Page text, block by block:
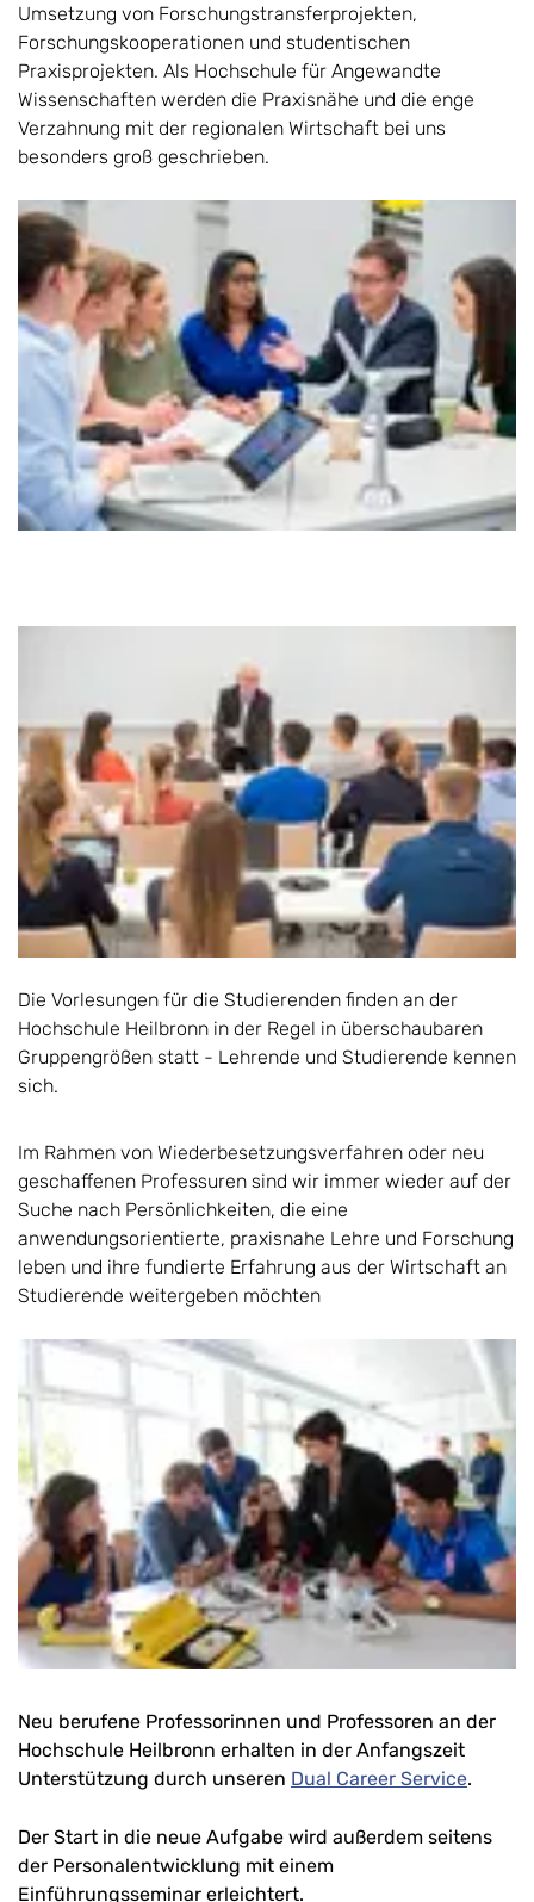
Umsetzung von Forschungstransferprojekten,
Forschungskooperationen und studentischen
Praxisprojekten. Als Hochschule für Angewandte
Wissenschaften werden die Praxisnähe und die enge
Verzahnung mit der regionalen Wirtschaft bei uns
besonders groß geschrieben.
Die Vorlesungen für die Studierenden finden an der
Hochschule Heilbronn in der Regel in überschaubaren
Gruppengrößen statt - Lehrende und Studierende kennen
sich.
Im Rahmen von Wiederbesetzungsverfahren oder neu
geschaffenen Professuren sind wir immer wieder auf der
Suche nach Persönlichkeiten, die eine
anwendungsorientierte, praxisnahe Lehre und Forschung
leben und ihre fundierte Erfahrung aus der Wirtschaft an
Studierende weitergeben möchten
Neu berufene Professorinnen und Professoren an der
Hochschule Heilbronn erhalten in der Anfangszeit
Unterstützung durch unseren Dual Career Service.
Der Start in die neue Aufgabe wird außerdem seitens
der Personalentwicklung mit einem
Einführungsseminar erleichtert.